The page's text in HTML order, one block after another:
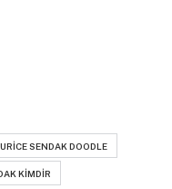
SENDAK DOODLE
KIMDIR